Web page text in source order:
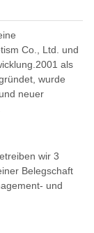
Co., Ltd. und
als
wurde
neuer
wir 3
Belegschaft
und